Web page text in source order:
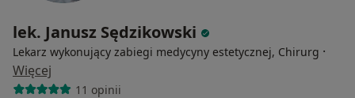
lek. Janusz Sędzikowski
Lekarz wykonujący zabiegi medycyny estetycznej, Chirurg ·
Więcej
11 opinii